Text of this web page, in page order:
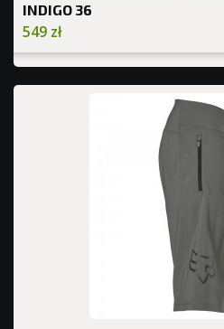
INDIGO 36
549 zł